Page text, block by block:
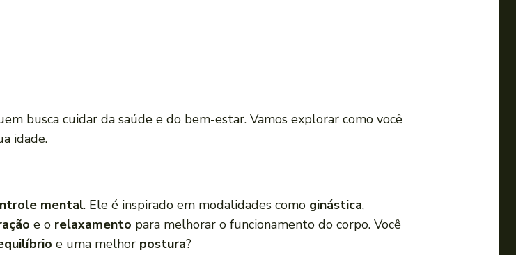
busca cuidar da saúde e do bem-estar. Vamos explorar como você
idade.
mental. Ele é inspirado em modalidades como ginástica,
e o relaxamento para melhorar o funcionamento do corpo. Você
e uma melhor postura?